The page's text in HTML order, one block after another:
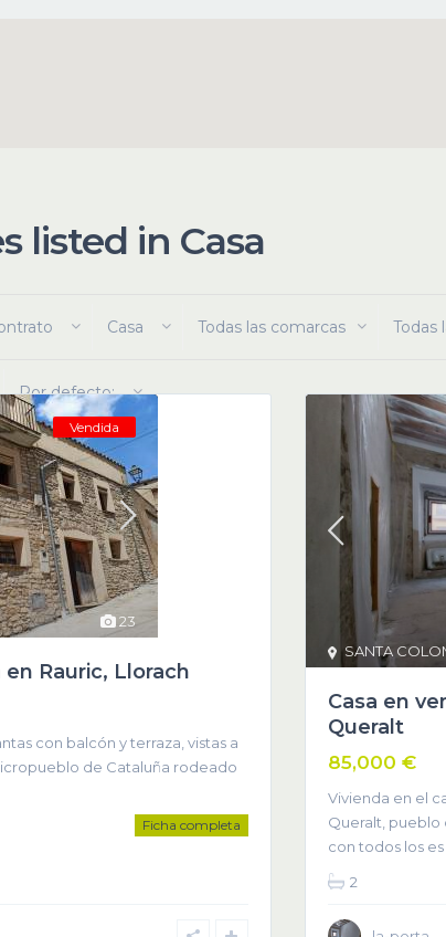
listed in Casa
Casa Todas las comarcas Todas
Por defecto:
23
Vendida
Rauric, Llorach
con balcón y terraza, vistas a
de Cataluña rodeado
Ficha completa
SANTA
Casa en
Queralt
85,000 €
Vivienda en el
Queralt, pueblo
con todos los es
2